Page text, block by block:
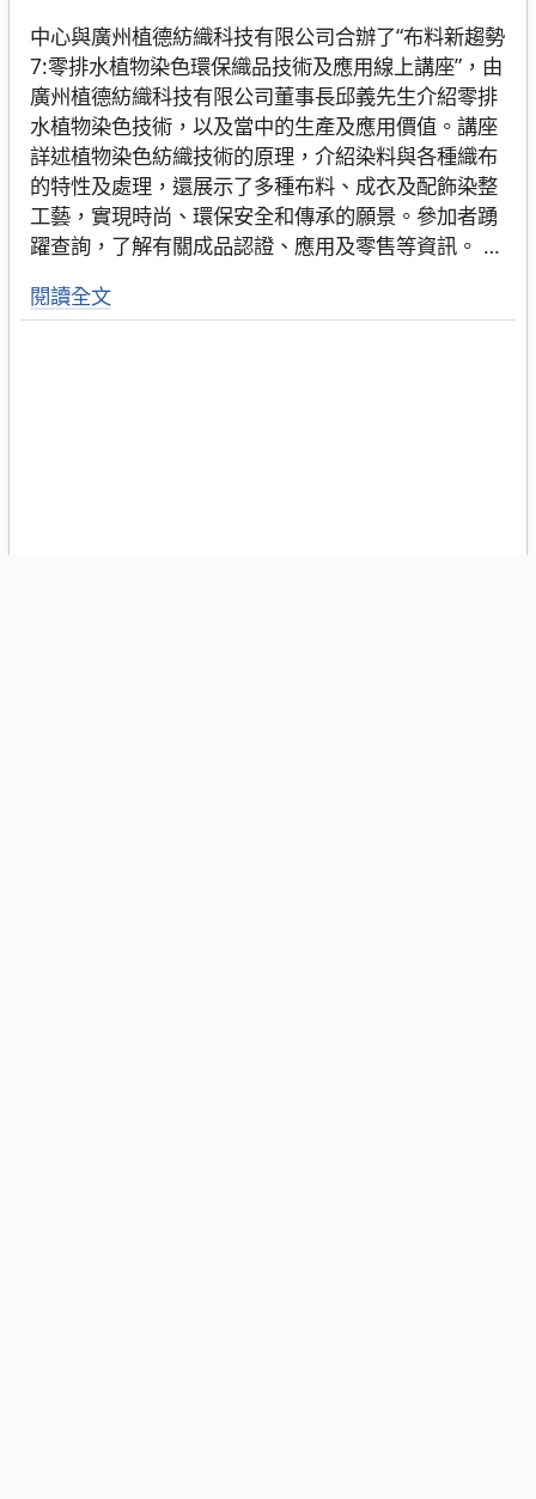
中心與廣州植德紡織科技有限公司合辦了“布料新趨勢
7:零排水植物染色環保織品技術及應用線上講座”，由
廣州植德紡織科技有限公司董事長邱義先生介紹零排
水植物染色技術，以及當中的生產及應用價值。講座
詳述植物染色紡織技術的原理，介紹染料與各種織布
的特性及處理，還展示了多種布料、成衣及配飾染整
工藝，實現時尚、環保安全和傳承的願景。參加者踴
躍查詢，了解有關成品認證、應用及零售等資訊。 …
閱讀全文